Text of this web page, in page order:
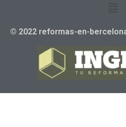
© 2022 reformas-en-